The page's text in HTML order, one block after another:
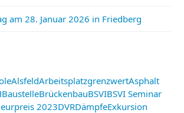
am 28. Januar 2026 in Friedberg
AlsfeldArbeitsplatzgrenzwertAsphalt
BaustelleBrückenbauBSVIBSVI Seminar
2023DVRDämpfeExkursion